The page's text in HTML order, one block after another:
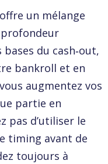
un mélange
du cash‑out,
bankroll et en
augmentez vos
partie en
pas d’utiliser le
timing avant de
toujours à